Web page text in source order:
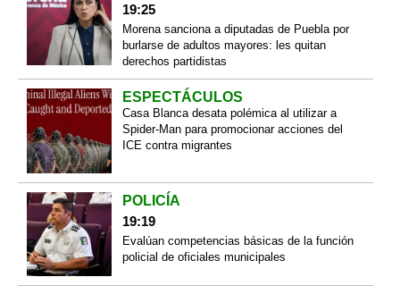
19:25
Morena sanciona a diputadas de Puebla por
burlarse de adultos mayores: les quitan
derechos partidistas
ESPECTÁCULOS
Casa Blanca desata polémica al utilizar a
Spider-Man para promocionar acciones del
ICE contra migrantes
POLICÍA
19:19
Evalúan competencias básicas de la función
policial de oficiales municipales